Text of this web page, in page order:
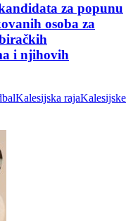
za popunu
osoba za
i njihovih
Kalesijska rajaKalesijske